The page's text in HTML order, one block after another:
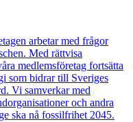
arbetar med frågor
Med rättvisa
medlemsföretag fortsätta
som bidrar till Sveriges
Vi samverkar med
och andra
ska nå fossilfrihet 2045.